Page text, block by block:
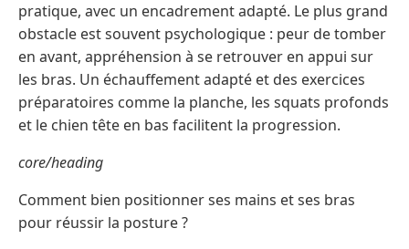
pratique, avec un encadrement adapté. Le plus grand
obstacle est souvent psychologique : peur de tomber
en avant, appréhension à se retrouver en appui sur
les bras. Un échauffement adapté et des exercices
préparatoires comme la planche, les squats profonds
et le chien tête en bas facilitent la progression.
core/heading
Comment bien positionner ses mains et ses bras
pour réussir la posture ?